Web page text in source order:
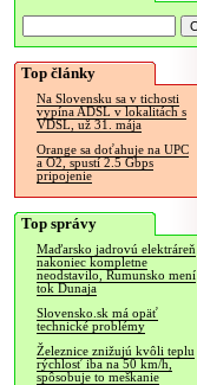
Top články
Na Slovensku sa v tichosti
vypína ADSL v lokalitách s
VDSL, už 31. mája
Orange sa doťahuje na UPC
a O2, spustí 2.5 Gbps
pripojenie
Top správy
Maďarsko jadrovú elektráreň
nakoniec kompletne
neodstavilo, Rumunsko mení
tok Dunaja
Slovensko.sk má opäť
technické problémy
Železnice znižujú kvôli teplu
rýchlosť iba na 50 km/h,
spôsobuje to meškanie